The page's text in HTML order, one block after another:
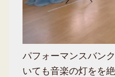
パフォーマンスバン
いても音楽の灯をを